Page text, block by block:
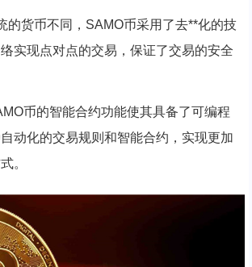
的货币不同，SAMO币采用了去**化的技
实现点对点的交易，保证了交易的安全
币的智能合约功能使其具备了可编程
动化的交易规则和智能合约，实现更加
。